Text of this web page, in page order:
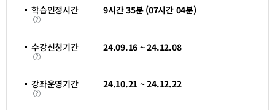
창
열
학습인정시간
학
습
정
시
간
9시간 35분 (07시간 04분)
수강신청기간
수
강
청
기
간
24.09.16 ~ 24.12.08
강좌운영기간
강
좌
24.10.21 ~ 24.12.22